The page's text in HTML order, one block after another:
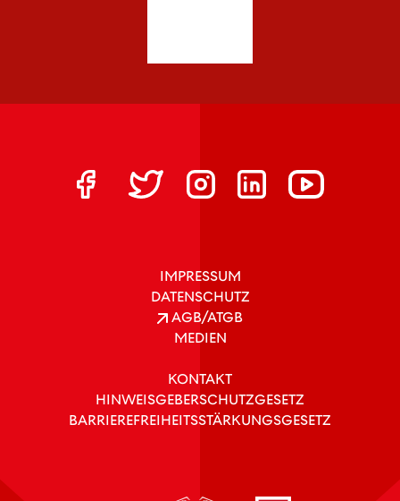
IMPRESSUM
DATENSCHUTZ
AGB/ATGB
MEDIEN
KONTAKT
HINWEISGEBERSCHUTZGESETZ
BARRIEREFREIHEITSSTÄRKUNGSGESETZ